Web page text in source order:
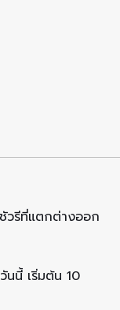
วรีที่แตกต่างออก
นี้ เริ่มต้น 10